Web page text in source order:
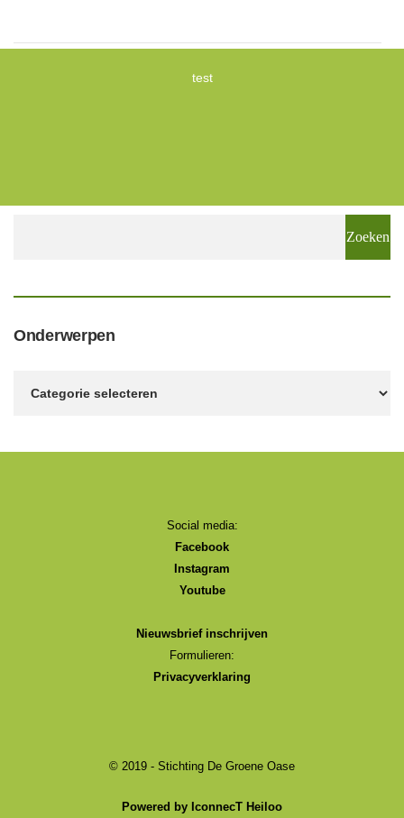
test
Onderwerpen
Social media:
Facebook
Instagram
Youtube
Nieuwsbrief inschrijven
Formulieren:
Privacyverklaring
© 2019 - Stichting De Groene Oase
Powered by IconnecT Heiloo